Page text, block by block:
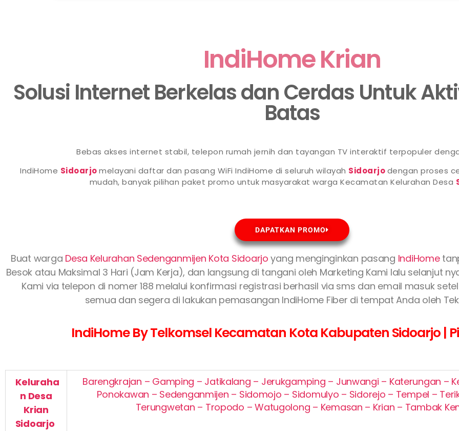
IndiHome Krian
Solusi Internet Berkelas dan Cerdas Untuk
Batas
Bebas akses internet stabil, telepon rumah jernih dan tayangan TV interaktif terpopuler
IndiHome Sidoarjo melayani daftar dan pasang WiFi IndiHome di seluruh wilayah Sidoarjodengan proses
mudah, banyak pilihan paket promo untuk masyarakat warga Kecamatan Kelurahan Desa
DAPATKAN PROMO
Buat warga Desa Kelurahan Sedenganmijen Kota Sidoarjoyang menginginkan pasang IndiHome
Besok atau Maksimal 3 Hari (Jam Kerja), dan langsung di tangani oleh Marketing Kami lalu selanjut
Kami via telepon di nomer 188 melalui konfirmasi registrasi berhasil via sms dan email masuk
semua dan segera di lakukan pemasangan IndiHome Fiber di tempat Anda oleh
IndiHome By Telkomsel Kecamatan Kota Kabupaten Sidoarjo |
Keluraha
n Desa
Krian
Sidoarjo
Barengkrajan – Gamping – Jatikalang – Jerukgamping – Junwangi – Katerungan –
Ponokawan – Sedenganmijen – Sidomojo – Sidomulyo – Sidorejo – Tempel –
Terungwetan – Tropodo – Watugolong – Kemasan – Krian – Tambak